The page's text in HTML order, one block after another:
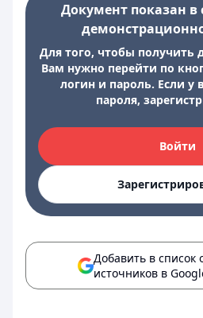
Документ показан
Для того, чтобы получить
Вам нужно перейти по
логин и пароль. Если у
пароля,
Войти
Добавить в список
источников в